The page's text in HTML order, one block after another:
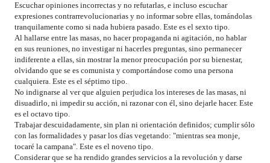
Escuchar opiniones incorrectas y no refutarlas, e incluso escuchar
expresiones contrarrevolucionarias y no informar sobre ellas, tomándolas
tranquilamente como si nada hubiera pasado. Este es el sexto tipo.
Al hallarse entre las masas, no hacer propaganda ni agitación, no hablar
en sus reuniones, no investigar ni hacerles preguntas, sino permanecer
indiferente a ellas, sin mostrar la menor preocupación por su bienestar,
olvidando que se es comunista y comportándose como una persona
cualquiera. Este es el séptimo tipo.
No indignarse al ver que alguien perjudica los intereses de las masas, ni
disuadirlo, ni impedir su acción, ni razonar con él, sino dejarle hacer. Este
es el octavo tipo.
Trabajar descuidadamente, sin plan ni orientación definidos; cumplir sólo
con las formalidades y pasar los días vegetando: "mientras sea monje,
tocaré la campana". Este es el noveno tipo.
Considerar que se ha rendido grandes servicios a la revolución y darse